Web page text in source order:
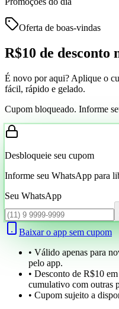
Oferta de boas-vindas
R$10 de desconto
É novo por aqui? Aplique o
fácil, rápido e gelado.
Cupom bloqueado. Informe
Desbloqueie seu cupom
Informe seu WhatsApp para
Seu WhatsApp
Baixar o app sem cupom
• Válido apenas para
pelo app.
• Desconto de R$10
cumulativo com outras
• Cupom sujeito a